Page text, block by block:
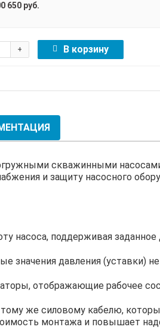
650 руб.
+ В корзину
скважинными
и защиту насосного
насоса, поддерживая
значения давления (уставки)
отображающие рабочее
же силовому кабелю,
монтажа и повышает